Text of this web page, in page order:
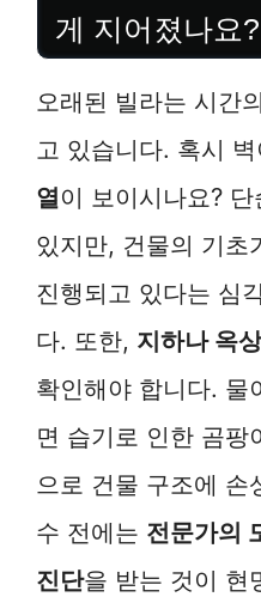
게 지어졌나요?
오래된 빌라는 시간
고 있습니다. 혹시
열이 보이시나요?
있지만, 건물의 기초
진행되고 있다는 심
다. 또한, 지하나 옥
확인해야 합니다. 물
면 습기로 인한 곰팡
으로 건물 구조에 손
수 전에는 전문가의
진단을 받는 것이 현